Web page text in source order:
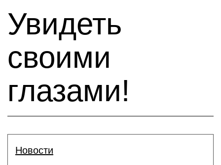
Увидеть
своими
глазами!
Новости